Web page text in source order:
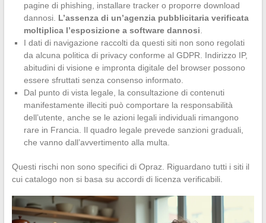
pagine di phishing, installare tracker o proporre download
dannosi. L’assenza di un’agenzia pubblicitaria verificata
moltiplica l’esposizione a software dannosi
I dati di navigazione raccolti da questi siti non sono regolati
da alcuna politica di privacy conforme al GDPR. Indirizzo IP,
abitudini di visione e impronta digitale del browser possono
essere sfruttati senza consenso informato.
Dal punto di vista legale, la consultazione di contenuti
manifestamente illeciti può comportare la responsabilità
dell’utente, anche se le azioni legali individuali rimangono
rare in Francia. Il quadro legale prevede sanzioni graduali,
che vanno dall’avvertimento alla multa.
Questi rischi non sono specifici di Opraz. Riguardano tutti i siti il
cui catalogo non si basa su accordi di licenza verificabili.